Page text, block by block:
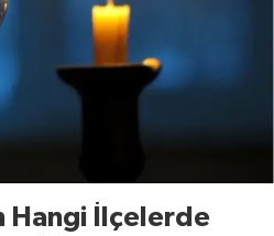
Hangi İlçelerde